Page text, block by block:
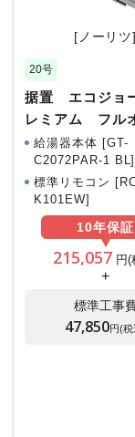
[ノーリツ]
20号
据置 エコジョ
レミアム フル
給湯器本体 [GT-
C2072PAR-1 BL]
標準リモコン
K101EW]
10年保証
215,057 円(
+
標準工事
47,850円(税